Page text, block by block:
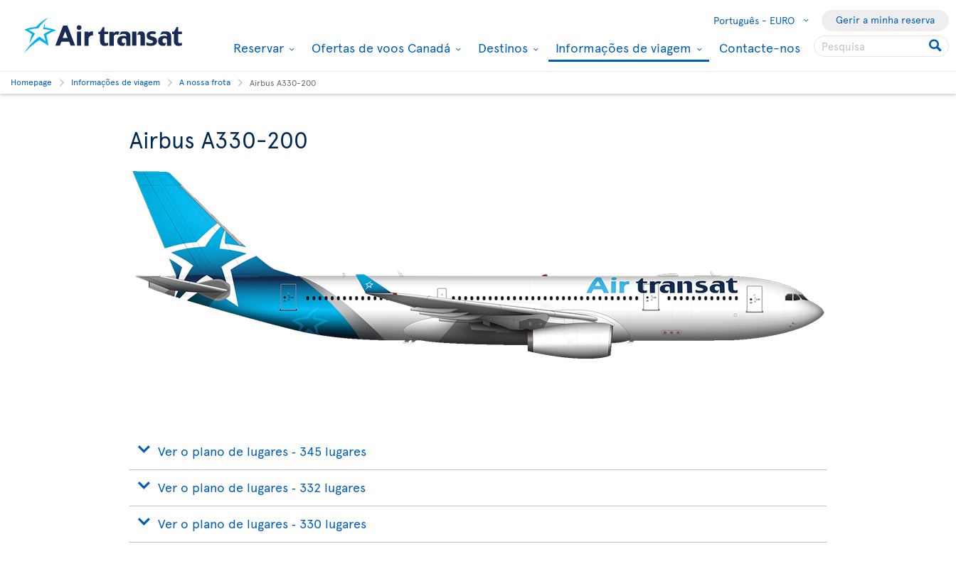
Português - EURO Gerir a minha reserva
Reservar Ofertas de voos Canadá Destinos Informações de viagem Contacte-nos
Homepage Informações de viagem A nossa frota Airbus A330-200
Airbus A330-200
Ver o plano de lugares ‐ 345 lugares
Ver o plano de lugares ‐ 332 lugares
Ver o plano de lugares ‐ 330 lugares